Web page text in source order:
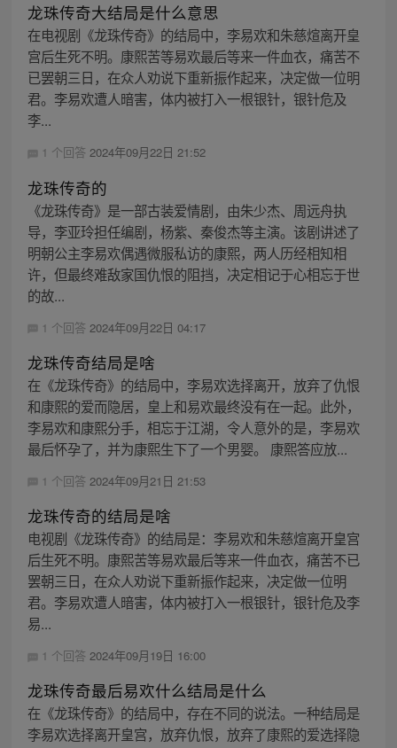
龙珠传奇大结局是什么意思
在电视剧《龙珠传奇》的结局中，李易欢和朱慈煊离开皇
宫后生死不明。康熙苦等易欢最后等来一件血衣，痛苦不
已罢朝三日，在众人劝说下重新振作起来，决定做一位明
君。李易欢遭人暗害，体内被打入一根银针，银针危及
李...
1 个回答 2024年09月22日 21:52
龙珠传奇的
《龙珠传奇》是一部古装爱情剧，由朱少杰、周远舟执
导，李亚玲担任编剧，杨紫、秦俊杰等主演。该剧讲述了
明朝公主李易欢偶遇微服私访的康熙，两人历经相知相
许，但最终难敌家国仇恨的阻挡，决定相记于心相忘于世
的故...
1 个回答 2024年09月22日 04:17
龙珠传奇结局是啥
在《龙珠传奇》的结局中，李易欢选择离开，放弃了仇恨
和康熙的爱而隐居，皇上和易欢最终没有在一起。此外，
李易欢和康熙分手，相忘于江湖，令人意外的是，李易欢
最后怀孕了，并为康熙生下了一个男婴。 康熙答应放...
1 个回答 2024年09月21日 21:53
龙珠传奇的结局是啥
电视剧《龙珠传奇》的结局是：李易欢和朱慈煊离开皇宫
后生死不明。康熙苦等易欢最后等来一件血衣，痛苦不已
罢朝三日，在众人劝说下重新振作起来，决定做一位明
君。李易欢遭人暗害，体内被打入一根银针，银针危及李
易...
1 个回答 2024年09月19日 16:00
龙珠传奇最后易欢什么结局是什么
在《龙珠传奇》的结局中，存在不同的说法。一种结局是
李易欢选择离开皇宫，放弃仇恨，放弃了康熙的爱选择隐